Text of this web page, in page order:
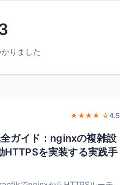
りました
★★★★ ☆4.5
ガイド：nginxの複雑設
HTTPSを実装する実践手